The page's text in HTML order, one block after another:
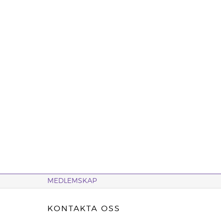
MEDLEMSKAP
KONTAKTA OSS